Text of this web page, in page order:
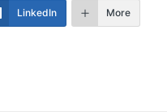
LinkedIn More